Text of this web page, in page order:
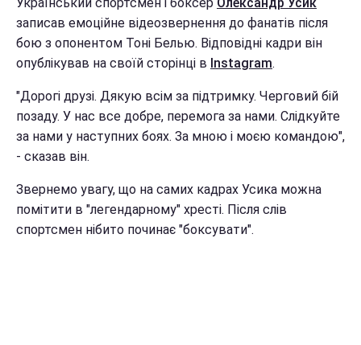
Український спортсмен і боксер Олександр Усик
записав емоційне відеозвернення до фанатів після
бою з опонентом Тоні Белью. Відповідні кадри він
опублікував на своїй сторінці в Instagram.
"Дорогі друзі. Дякую всім за підтримку. Черговий бій
позаду. У нас все добре, перемога за нами. Слідкуйте
за нами у наступних боях. За мною і моєю командою",
- сказав він.
Звернемо увагу, що на самих кадрах Усика можна
помітити в "легендарному" хресті. Після слів
спортсмен нібито починає "боксувати".